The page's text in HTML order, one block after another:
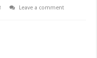
Leave a comment